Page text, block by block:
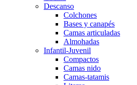
Descanso
Colchones
Bases y canapés
Camas articuladas
Almohadas
Infantil-Juvenil
Compactos
Camas nido
Camas-tatamis